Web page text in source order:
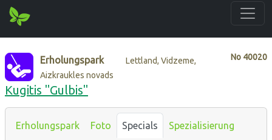
No 40020
Erholungspark
Lettland, Vidzeme,
Aizkraukles novads
Kugitis "Gulbis"
Erholungspark Foto Specials Spezialisierung